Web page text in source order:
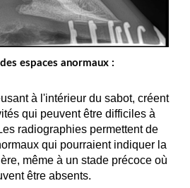
espaces anormaux :
à l'intérieur du sabot, créent
qui peuvent être difficiles à
radiographies permettent de
qui pourraient indiquer la
même à un stade précoce où
être absents.